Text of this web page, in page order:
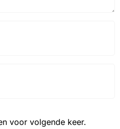
voor volgende keer.